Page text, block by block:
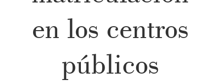
en los centros
públicos